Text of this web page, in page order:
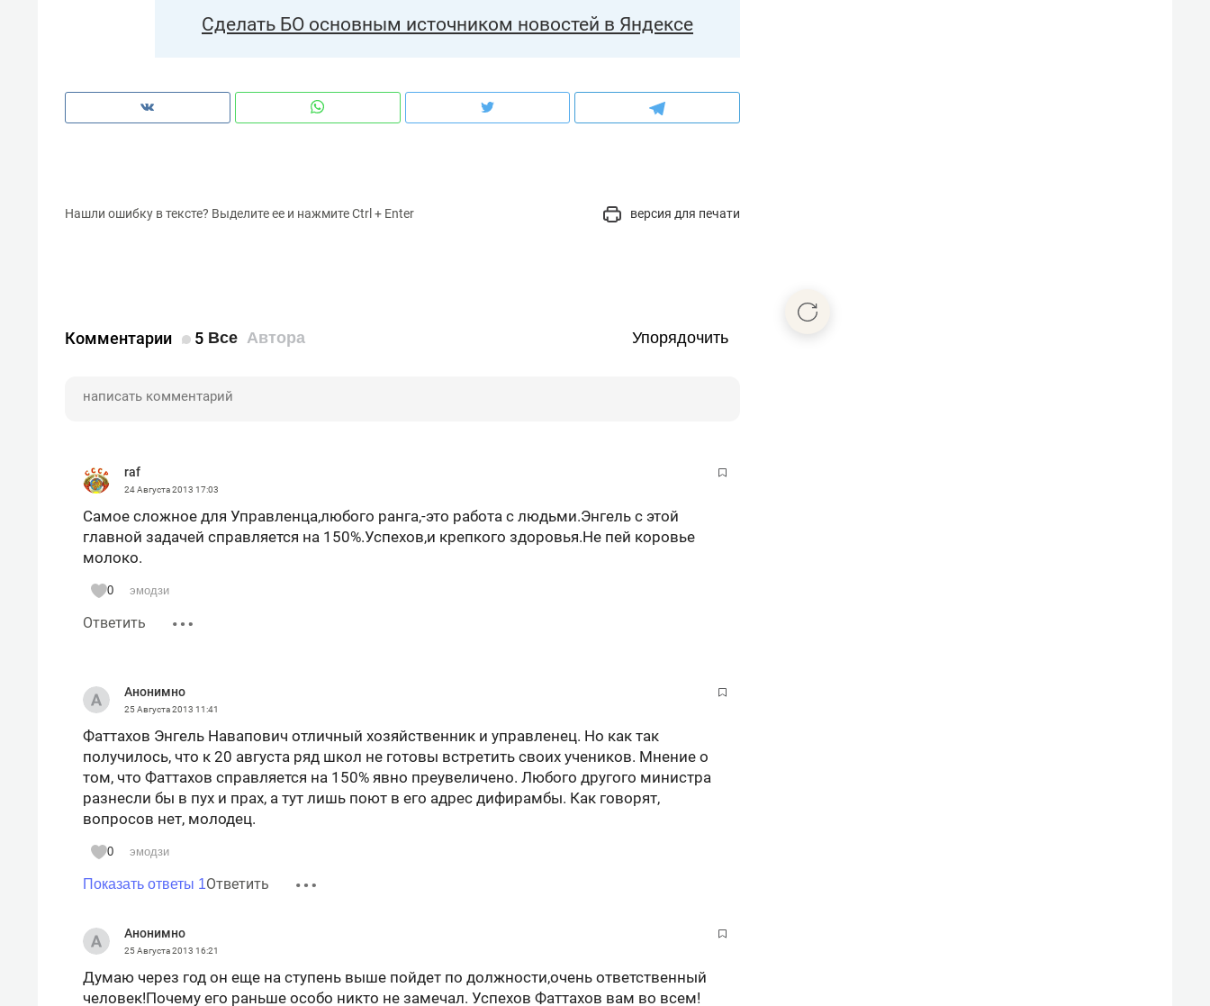
Сделать БО основным источником новостей в Яндексе
Нашли ошибку в тексте? Выделите ее и нажмите Ctrl + Enter версия для печати
Комментарии 5 Все Автора Упорядочить
raf
24 Августа 2013 17:03
Самое сложное для Управленца,любого ранга,-это работа с людьми.Энгель с этой
главной задачей справляется на 150%.Успехов,и крепкого здоровья.Не пей коровье
молоко.
0 эмодзи
Ответить
Анонимно
25 Августа 2013 11:41
Фаттахов Энгель Навапович отличный хозяйственник и управленец. Но как так
получилось, что к 20 августа ряд школ не готовы встретить своих учеников. Мнение о
том, что Фаттахов справляется на 150% явно преувеличено. Любого другого министра
разнесли бы в пух и прах, а тут лишь поют в его адрес дифирамбы. Как говорят,
вопросов нет, молодец.
0 эмодзи
Показать ответы 1Ответить
Анонимно
25 Августа 2013 16:21
Думаю через год он еще на ступень выше пойдет по должности,очень ответственный
человек!Почему его раньше особо никто не замечал. Успехов Фаттахов вам во всем!